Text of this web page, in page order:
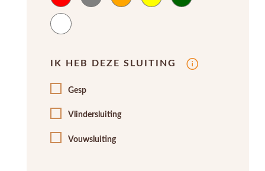
IK HEB DEZE SLUITING
Gesp
Vlindersluiting
Vouwsluiting